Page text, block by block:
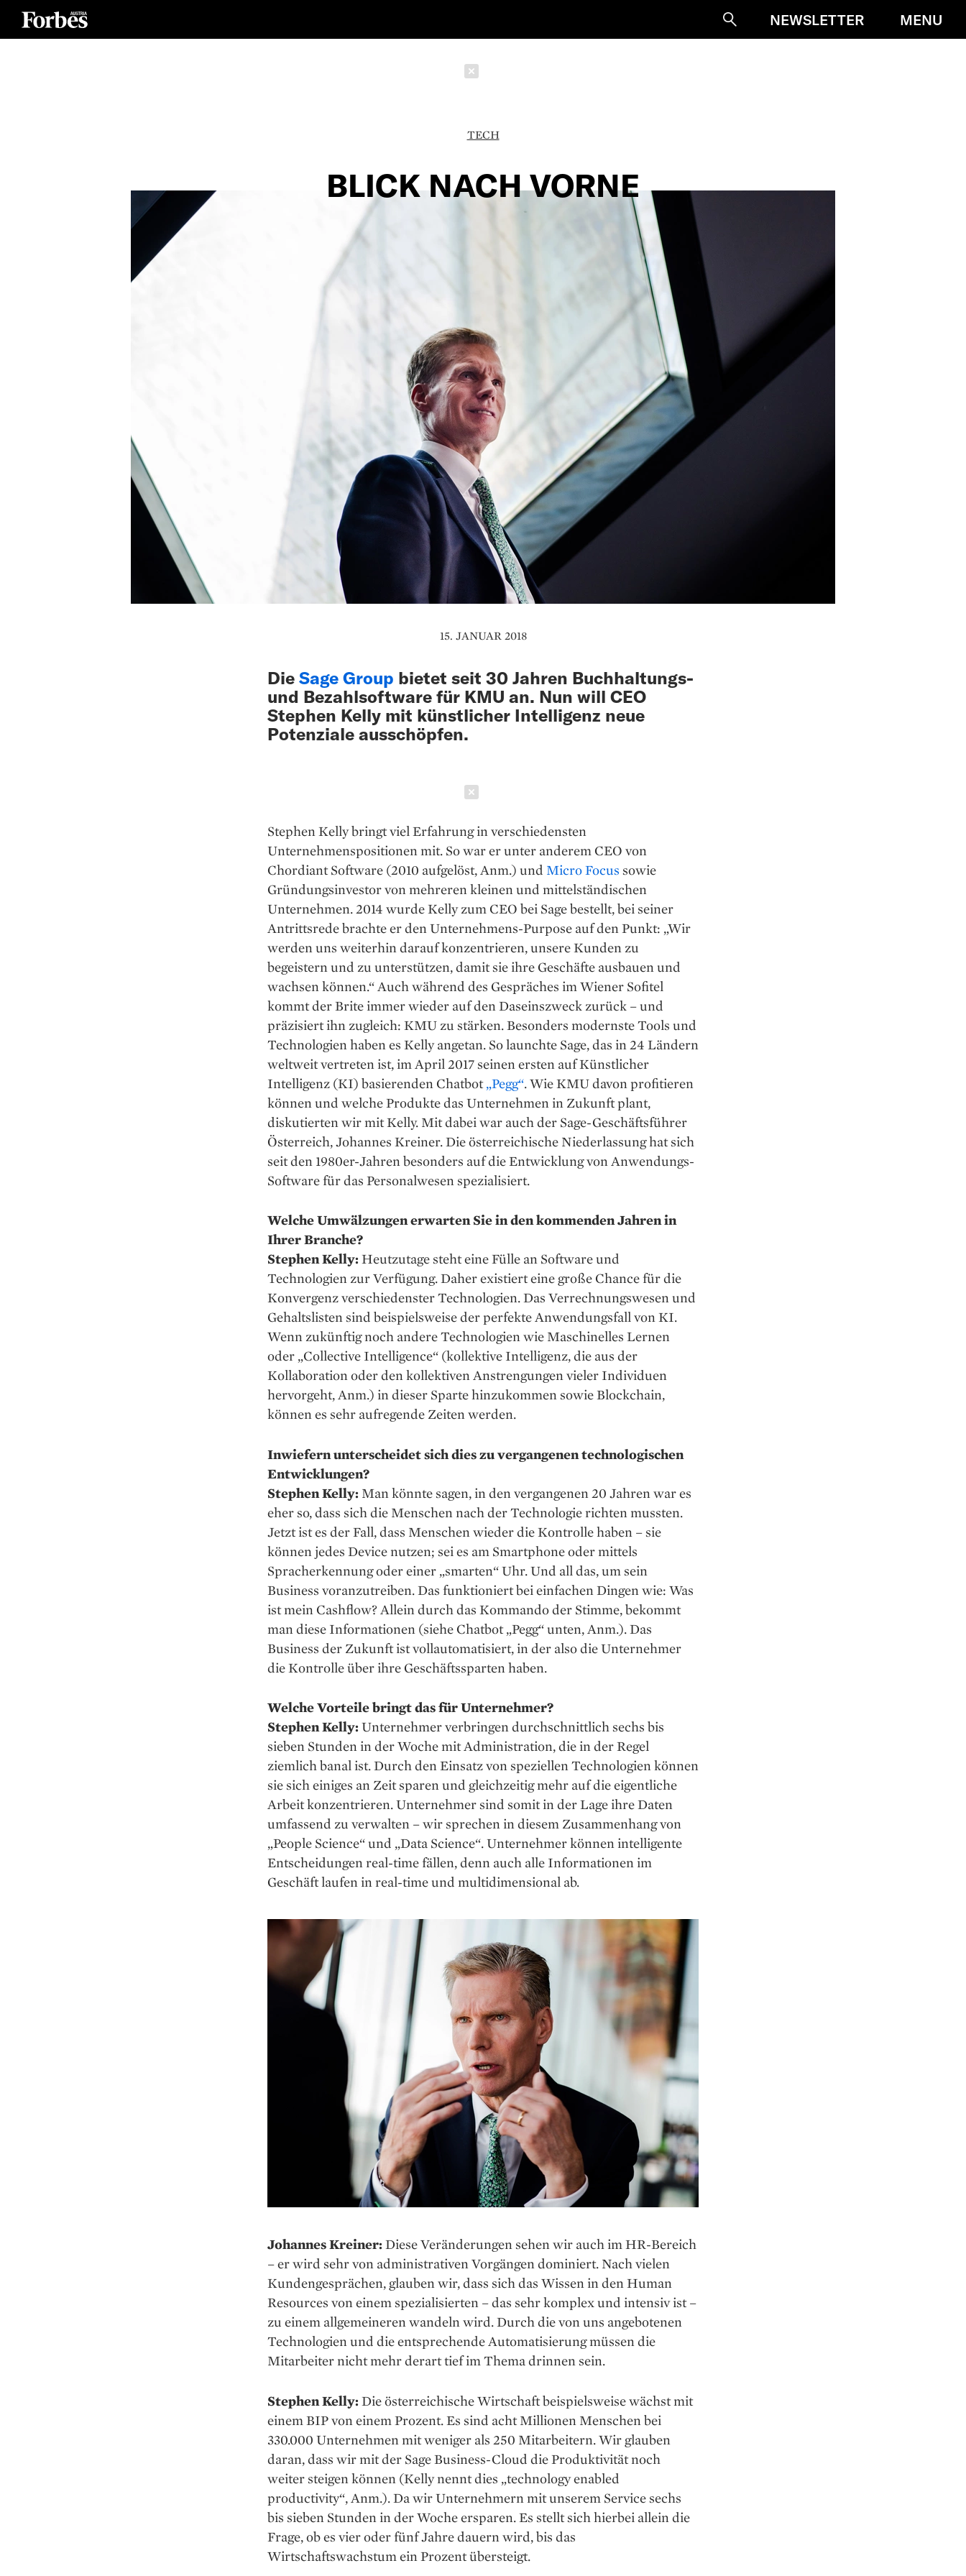
SucheNEWSLETTER MENU
TECH
BLICK NACH VORNE
15. JANUAR 2018
Die Sage Group bietet seit 30 Jahren Buchhaltungs-
und Bezahlsoftware für KMU an. Nun will CEO
Stephen Kelly mit künstlicher Intelligenz neue
Potenziale ausschöpfen.
Stephen Kelly bringt viel Erfahrung in verschiedensten
Unternehmenspositionen mit. So war er unter anderem CEO von
Chordiant Software (2010 aufgelöst, Anm.) und Micro Focus sowie
Gründungsinvestor von mehreren kleinen und mittelständischen
Unternehmen. 2014 wurde Kelly zum CEO bei Sage bestellt, bei seiner
Antrittsrede brachte er den Unternehmens-Purpose auf den Punkt: „Wir
werden uns weiterhin darauf konzentrieren, unsere Kunden zu
begeistern und zu unterstützen, damit sie ihre Geschäfte ausbauen und
wachsen können.“ Auch während des Gespräches im Wiener Sofitel
kommt der Brite immer wieder auf den Daseinszweck zurück – und
präzisiert ihn zugleich: KMU zu stärken. Besonders modernste Tools und
Technologien haben es Kelly angetan. So launchte Sage, das in 24 Ländern
weltweit vertreten ist, im April 2017 seinen ersten auf Künstlicher
Intelligenz (KI) basierenden Chatbot„Pegg“. Wie KMU davon profitieren
können und welche Produkte das Unternehmen in Zukunft plant,
diskutierten wir mit Kelly. Mit dabei war auch der Sage-Geschäftsführer
Österreich, Johannes Kreiner. Die österreichische Niederlassung hat sich
seit den 1980er-Jahren besonders auf die Entwicklung von Anwendungs-
Software für das Personalwesen spezialisiert.
Welche Umwälzungen erwarten Sie in den kommenden Jahren in
Ihrer Branche?
Stephen Kelly: Heutzutage steht eine Fülle an Software und
Technologien zur Verfügung. Daher existiert eine große Chance für die
Konvergenz verschiedenster Technologien. Das Verrechnungswesen und
Gehaltslisten sind beispielsweise der perfekte Anwendungsfall von KI.
Wenn zukünftig noch andere Technologien wie Maschinelles Lernen
oder „Collective Intelligence“ (kollektive Intelligenz, die aus der
Kollaboration oder den kollektiven Anstrengungen vieler Individuen
hervorgeht, Anm.) in dieser Sparte hinzukommen sowie Blockchain,
können es sehr aufregende Zeiten werden.
Inwiefern unterscheidet sich dies zu vergangenen technologischen
Entwicklungen?
Stephen Kelly: Man könnte sagen, in den vergangenen 20 Jahren war es
eher so, dass sich die Menschen nach der Technologie richten mussten.
Jetzt ist es der Fall, dass Menschen wieder die Kontrolle haben – sie
können jedes Device nutzen; sei es am Smartphone oder mittels
Spracherkennung oder einer „smarten“ Uhr. Und all das, um sein
Business voranzutreiben. Das funktioniert bei einfachen Dingen wie: Was
ist mein Cashflow? Allein durch das Kommando der Stimme, bekommt
man diese Informationen (siehe Chatbot „Pegg“ unten, Anm.). Das
Business der Zukunft ist vollautomatisiert, in der also die Unternehmer
die Kontrolle über ihre Geschäftssparten haben.
Welche Vorteile bringt das für Unternehmer?
Stephen Kelly: Unternehmer verbringen durchschnittlich sechs bis
sieben Stunden in der Woche mit Administration, die in der Regel
ziemlich banal ist. Durch den Einsatz von speziellen Technologien können
sie sich einiges an Zeit sparen und gleichzeitig mehr auf die eigentliche
Arbeit konzentrieren. Unternehmer sind somit in der Lage ihre Daten
umfassend zu verwalten – wir sprechen in diesem Zusammenhang von
„People Science“ und „Data Science“. Unternehmer können intelligente
Entscheidungen real-time fällen, denn auch alle Informationen im
Geschäft laufen in real-time und multidimensional ab.
Johannes Kreiner: Diese Veränderungen sehen wir auch im HR-Bereich
– er wird sehr von administrativen Vorgängen dominiert. Nach vielen
Kundengesprächen, glauben wir, dass sich das Wissen in den Human
Resources von einem spezialisierten – das sehr komplex und intensiv ist –
zu einem allgemeineren wandeln wird. Durch die von uns angebotenen
Technologien und die entsprechende Automatisierung müssen die
Mitarbeiter nicht mehr derart tief im Thema drinnen sein.
Stephen Kelly: Die österreichische Wirtschaft beispielsweise wächst mit
einem BIP von einem Prozent. Es sind acht Millionen Menschen bei
330.000 Unternehmen mit weniger als 250 Mitarbeitern. Wir glauben
daran, dass wir mit der Sage Business-Cloud die Produktivität noch
weiter steigen können (Kelly nennt dies „technology enabled
productivity“, Anm.). Da wir Unternehmern mit unserem Service sechs
bis sieben Stunden in der Woche ersparen. Es stellt sich hierbei allein die
Frage, ob es vier oder fünf Jahre dauern wird, bis das
Wirtschaftswachstum ein Prozent übersteigt.